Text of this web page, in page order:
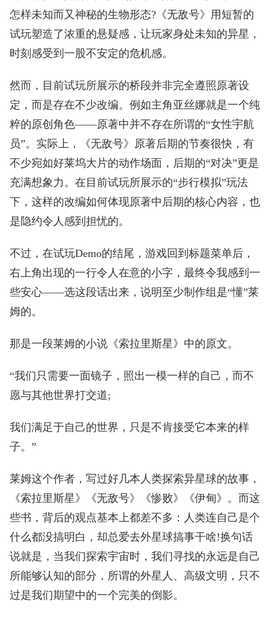
怎样未知而又神秘的生物形态?《无敌号》用短暂的
试玩塑造了浓重的悬疑感，让玩家身处未知的异星，
时刻感受到一股不安定的危机感。
然而，目前试玩所展示的桥段并非完全遵照原著设
定，而是存在不少改编。例如主角亚丝娜就是一个纯
粹的原创角色——原著中并不存在所谓的“女性宇航
员”。实际上，《无敌号》原著后期的节奏很快，有
不少宛如好莱坞大片的动作场面，后期的“对决”更是
充满想象力。在目前试玩所展示的“步行模拟”玩法
下，这样的改编如何体现原著中后期的核心内容，也
是隐约令人感到担忧的。
不过，在试玩Demo的结尾，游戏回到标题菜单后，
右上角出现的一行令人在意的小字，最终令我感到一
些安心——选这段话出来，说明至少制作组是“懂”莱
姆的。
那是一段莱姆的小说《索拉里斯星》中的原文。
“我们只需要一面镜子，照出一模一样的自己，而不
愿与其他世界打交道;
我们满足于自己的世界，只是不肯接受它本来的样
子。”
莱姆这个作者，写过好几本人类探索异星球的故事，
《索拉里斯星》《无敌号》《惨败》《伊甸》。而这
些书，背后的观点基本上都差不多：人类连自己是个
什么都没搞明白，却总爱去外星球搞事干啥!换句话
说就是，当我们探索宇宙时，我们寻找的永远是自己
所能够认知的部分，所谓的外星人、高级文明，只不
过是我们期望中的一个完美的倒影。